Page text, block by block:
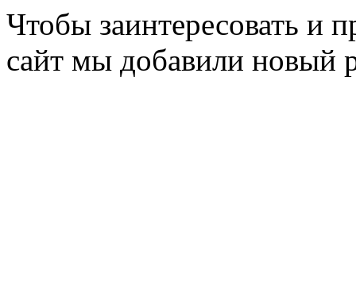
Чтобы заинтересовать и
сайт мы добавили новый